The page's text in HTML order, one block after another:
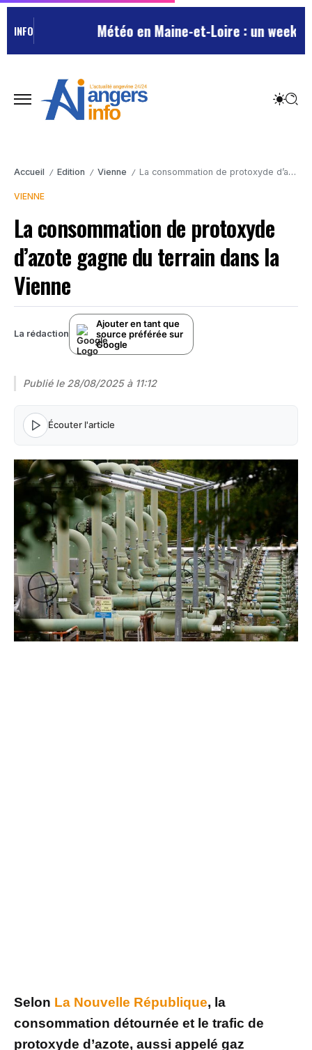
INFO Météo en Maine-et-Loire : un week-
Accueil / Edition / Vienne / La consommation de protoxyde d’azote gagne du terrain dans la Vienne
VIENNE
La consommation de protoxyde
d’azote gagne du terrain dans la
Vienne
La rédaction
Ajouter en tant que
source préférée sur
Google
Publié le 28/08/2025 à 11:12
Écouter l'article
Selon La Nouvelle République, la
consommation détournée et le trafic de
protoxyde d’azote, aussi appelé gaz